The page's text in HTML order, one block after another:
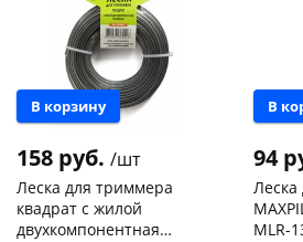
В корзину
158 руб. /шт
Леска для триммера
квадрат с жилой
двухкомпонентная
В
94
Леска
MLR-